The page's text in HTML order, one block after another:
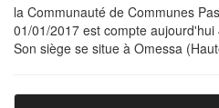
la Communauté de Communes
01/01/2017 est compte aujourd'hui
Son siège se situe à Omessa